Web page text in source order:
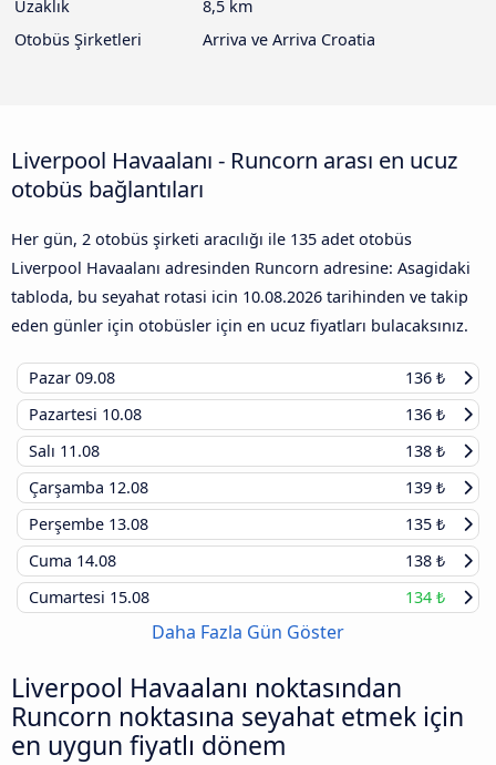
Uzaklık
8,5 km
Otobüs Şirketleri
Arriva ve Arriva Croatia
Liverpool Havaalanı - Runcorn arası en ucuz
otobüs bağlantıları
Her gün, 2 otobüs şirketi aracılığı ile 135 adet otobüs
Liverpool Havaalanı adresinden Runcorn adresine: Asagidaki
tabloda, bu seyahat rotasi icin 10.08.2026 tarihinden ve takip
eden günler için otobüsler için en ucuz fiyatları bulacaksınız.
Pazar 09.08
136 ₺
Pazartesi 10.08
136 ₺
Salı 11.08
138 ₺
Çarşamba 12.08
139 ₺
Perşembe 13.08
135 ₺
Cuma 14.08
138 ₺
Cumartesi 15.08 134 ₺
Daha Fazla Gün Göster
Liverpool Havaalanı noktasından
Runcorn noktasına seyahat etmek için
en uygun fiyatlı dönem